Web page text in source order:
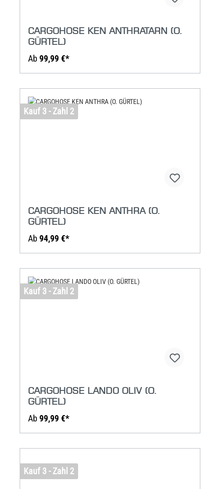
CARGOHOSE KEN ANTHRATARN (O.
GÜRTEL)
Ab 99,99 €*
Kauf 3 - Zahl 2
CARGOHOSE KEN ANTHRA (O.
GÜRTEL)
Ab 94,99 €*
Kauf 3 - Zahl 2
CARGOHOSE LANDO OLIV (O.
GÜRTEL)
Ab 99,99 €*
Kauf 3 - Zahl 2